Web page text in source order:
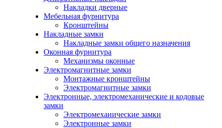
Накладки дверные
Мебельная фурнитура
Кронштейны
Накладные замки
Накладные замки общего назначения
Оконная фурнитура
Механизмы оконные
Электромагнитные замки
Монтажные кронштейны
Электромагнитные замки
Электронные, электромеханические и кодовые
замки
Электромеханические замки
Электронные замки